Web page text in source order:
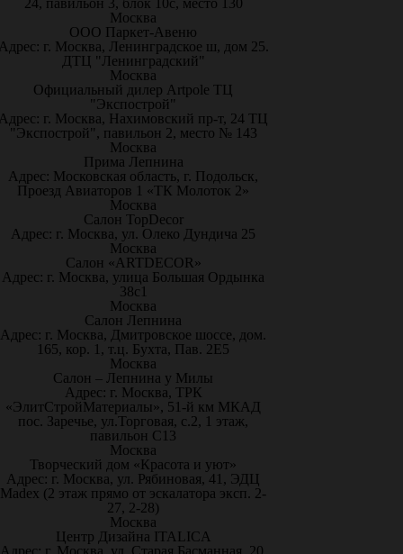
24, павильон 3, блок 10с, место 130
Москва
ООО Паркет-Авeню
г. Москва, Ленинградское ш, дом 25.
ДТЦ "Ленинградский"
Москва
Официальный дилер Artpole ТЦ
"Экспострой"
г. Москва, Нахимовский пр-т, 24 ТЦ
"Экспострой", павильон 2, место № 143
Москва
Прима Лепнина
Адрес: Московская область, г. Подольск,
Проезд Авиаторов 1 «ТК Молоток 2»
Москва
Салон TopDecor
Адрес: г. Москва, ул. Олеко Дундича 25
Москва
Салон «ARTDECOR»
Адрес: г. Москва, улица Большая Ордынка
38с1
Москва
Салон Лепнина
Адрес: г. Москва, Дмитровское шоссе, дом.
165, кор. 1, т.ц. Бухта, Пав. 2Е5
Москва
Салон – Лепнина у Милы
Адрес: г. Москва, ТРК
«ЭлитСтройМатериалы», 51-й км МКАД
пос. Заречье, ул.Торговая, с.2, 1 этаж,
павильон С13
Москва
Творческий дом «Красота и уют»
Адрес: г. Москва, ул. Рябиновая, 41, ЭДЦ
Madex (2 этаж прямо от эскалатора эксп. 2-
27, 2-28)
Москва
Центр Дизайна ITALICA
Адрес: г. Москва, ул. Старая Басманная, 20,